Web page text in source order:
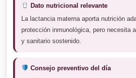
Dato nutricional relevante
La lactancia materna aporta nutrición
protección inmunológica, pero necesita
y sanitario sostenido.
Consejo preventivo del día